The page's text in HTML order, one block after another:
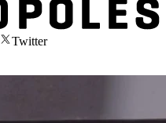
Twitter